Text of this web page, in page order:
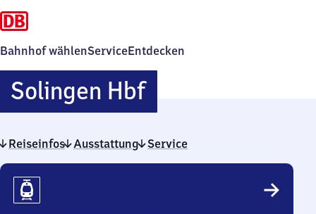
Bahnhof wählenServiceEntdecken
Solingen HbfSolingen
Hauptbahnhof
Reiseinfos Ausstattung Service
Reiseinfos